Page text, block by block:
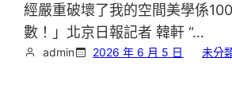
經嚴重破壞了我的空間美學係
數！」北京日報記者 韓軒 “…
admin 2026 年 6 月 5 日 未分